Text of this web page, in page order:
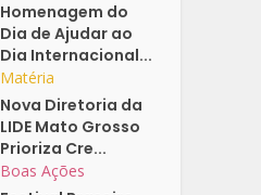
Homenagem do
Dia de Ajudar ao
Dia Internacional...
Matéria
Nova Diretoria da
LIDE Mato Grosso
Prioriza Cre...
Boas Ações